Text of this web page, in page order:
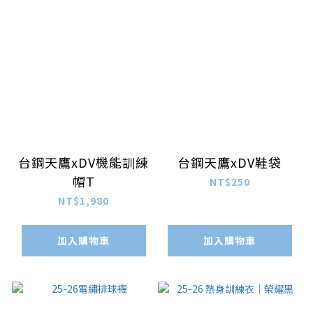
台鋼天鷹xDV機能訓練
帽T
NT$1,980
加入購物車
台鋼天鷹xDV鞋袋
NT$250
加入購物車